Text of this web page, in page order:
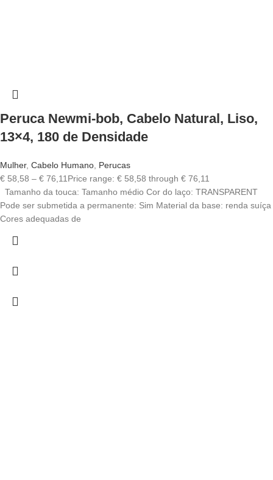
Peruca Newmi-bob, Cabelo Natural, Liso,
13×4, 180 de Densidade
Mulher, Cabelo Humano, Perucas
€ 58,58 – € 76,11Price range: € 58,58 through € 76,11
Tamanho da touca: Tamanho médio Cor do laço: TRANSPARENT
Pode ser submetida a permanente: Sim Material da base: renda suíça
Cores adequadas de